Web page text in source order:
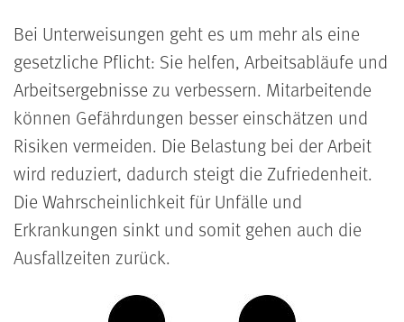
Bei Unterweisungen geht es um mehr als eine
gesetzliche Pflicht: Sie helfen, Arbeitsabläufe und
Arbeitsergebnisse zu verbessern. Mitarbeitende
können Gefährdungen besser einschätzen und
Risiken vermeiden. Die Belastung bei der Arbeit
wird reduziert, dadurch steigt die Zufriedenheit.
Die Wahrscheinlichkeit für Unfälle und
Erkrankungen sinkt und somit gehen auch die
Ausfallzeiten zurück.